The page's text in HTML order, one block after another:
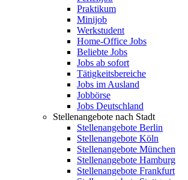
Praktikum
Minijob
Werkstudent
Home-Office Jobs
Beliebte Jobs
Jobs ab sofort
Tätigkeitsbereiche
Jobs im Ausland
Jobbörse
Jobs Deutschland
Stellenangebote nach Stadt
Stellenangebote Berlin
Stellenangebote Köln
Stellenangebote München
Stellenangebote Hamburg
Stellenangebote Frankfurt